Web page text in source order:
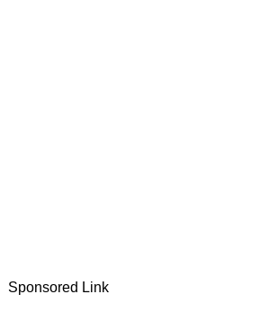
Sponsored Link